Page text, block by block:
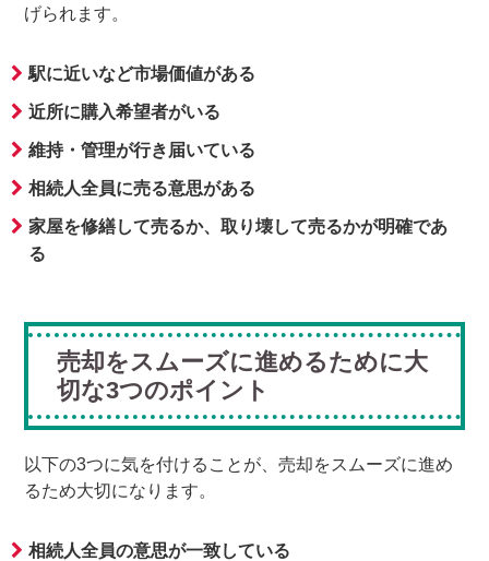
げられます。
駅に近いなど市場価値がある
近所に購入希望者がいる
維持・管理が行き届いている
相続人全員に売る意思がある
家屋を修繕して売るか、取り壊して売るかが明確であ
る
売却をスムーズに進めるために大
切な3つのポイント
以下の3つに気を付けることが、売却をスムーズに進め
るため大切になります。
相続人全員の意思が一致している